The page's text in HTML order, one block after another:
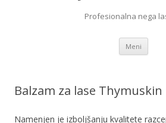
Profesionalna nega
Meni
Balzam za lase Thymuskin
Namenjen je izboljšanju kvalitete